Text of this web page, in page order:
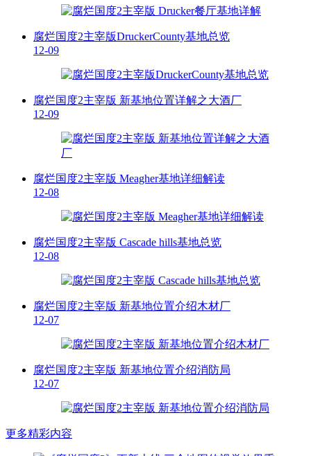
腐烂国度2主宰版DruckerCounty基地总览
12-09
腐烂国度2主宰版 新基地位置详解之大酒厂
12-09
腐烂国度2主宰版 Meagher基地详细解读
12-08
腐烂国度2主宰版 Cascade hills基地总览
12-08
腐烂国度2主宰版 新基地位置介绍木材厂
12-07
腐烂国度2主宰版 新基地位置介绍消防局
12-07
更多精彩内容